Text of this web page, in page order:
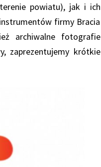
powiatu), jak i ich
firmy Bracia
archiwalne fotografie
zaprezentujemy krótkie